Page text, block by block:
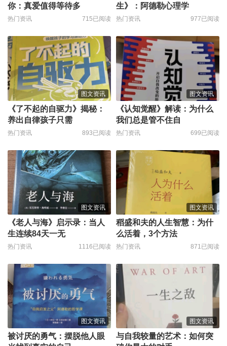
你：真爱值得等待多
热门资讯 715已阅读
生》：阿德勒心理学
热门资讯 977已阅读
图文资讯
《了不起的自驱力》揭秘：
养出自律孩子只需
热门资讯 893已阅读
图文资讯
《认知觉醒》解读：为什么
我们总是管不住自
热门资讯 699已阅读
图文资讯
《老人与海》启示录：当人
生连续84天一无
热门资讯 1116已阅读
图文资讯
稻盛和夫的人生智慧：为什
么活着，3个方法
热门资讯 871已阅读
图文资讯
被讨厌的勇气：摆脱他人眼
图文资讯
与自我较量的艺术：如何突